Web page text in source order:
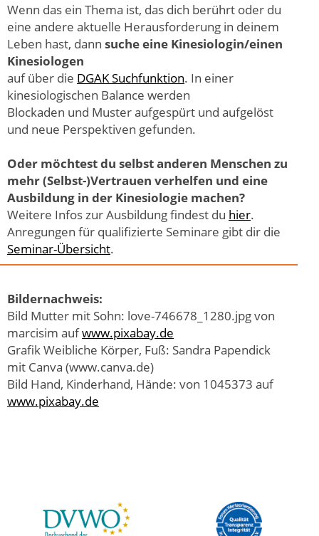
Wenn das ein Thema ist, das dich berührt oder du
eine andere aktuelle Herausforderung in deinem
Leben hast, dann suche eine Kinesiologin/einen
Kinesiologen
auf über die DGAK Suchfunktion. In einer
kinesiologischen Balance werden
Blockaden und Muster aufgespürt und aufgelöst
und neue Perspektiven gefunden.
Oder möchtest du selbst anderen Menschen zu
mehr (Selbst-)Vertrauen verhelfen und eine
Ausbildung in der Kinesiologie machen?
Weitere Infos zur Ausbildung findest du hier.
Anregungen für qualifizierte Seminare gibt dir die
Seminar-Übersicht.
Bildernachweis:
Bild Mutter mit Sohn: love-746678_1280.jpg von
marcisim aufwww.pixabay.de
Grafik Weibliche Körper, Fuß: Sandra Papendick
mit Canva (www.canva.de)
Bild Hand, Kinderhand, Hände: von 1045373 auf
www.pixabay.de